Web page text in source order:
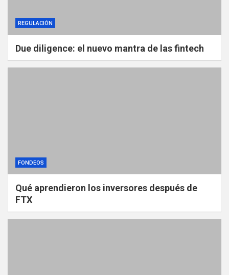
REGULACIÓN
Due diligence: el nuevo mantra de las fintech
FONDEOS
Qué aprendieron los inversores después de
FTX